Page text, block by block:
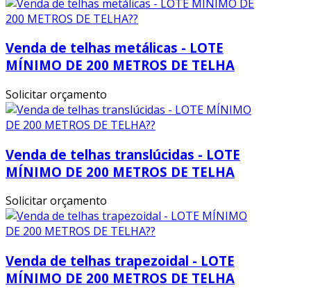
Venda de telhas metálicas - LOTE
MÍNIMO DE 200 METROS DE TELHA
Solicitar orçamento
Venda de telhas translúcidas - LOTE
MÍNIMO DE 200 METROS DE TELHA
Solicitar orçamento
Venda de telhas trapezoidal - LOTE
MÍNIMO DE 200 METROS DE TELHA